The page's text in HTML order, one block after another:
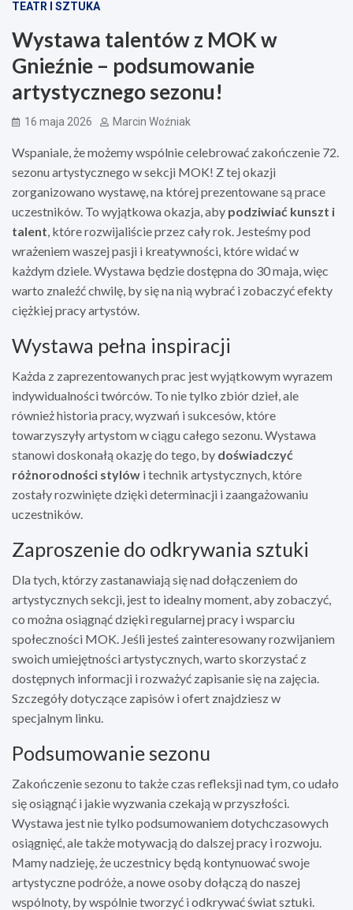
TEATR I SZTUKA
Wystawa talentów z MOK w
Gnieźnie – podsumowanie
artystycznego sezonu!
16 maja 2026 Marcin Woźniak
Wspaniale, że możemy wspólnie celebrować zakończenie 72.
sezonu artystycznego w sekcji MOK! Z tej okazji
zorganizowano wystawę, na której prezentowane są prace
uczestników. To wyjątkowa okazja, aby podziwiać kunszt i
talent, które rozwijaliście przez cały rok. Jesteśmy pod
wrażeniem waszej pasji i kreatywności, które widać w
każdym dziele. Wystawa będzie dostępna do 30 maja, więc
warto znaleźć chwilę, by się na nią wybrać i zobaczyć efekty
ciężkiej pracy artystów.
Wystawa pełna inspiracji
Każda z zaprezentowanych prac jest wyjątkowym wyrazem
indywidualności twórców. To nie tylko zbiór dzieł, ale
również historia pracy, wyzwań i sukcesów, które
towarzyszyły artystom w ciągu całego sezonu. Wystawa
stanowi doskonałą okazję do tego, by doświadczyć
różnorodności stylów i technik artystycznych, które
zostały rozwinięte dzięki determinacji i zaangażowaniu
uczestników.
Zaproszenie do odkrywania sztuki
Dla tych, którzy zastanawiają się nad dołączeniem do
artystycznych sekcji, jest to idealny moment, aby zobaczyć,
co można osiągnąć dzięki regularnej pracy i wsparciu
społeczności MOK. Jeśli jesteś zainteresowany rozwijaniem
swoich umiejętności artystycznych, warto skorzystać z
dostępnych informacji i rozważyć zapisanie się na zajęcia.
Szczegóły dotyczące zapisów i ofert znajdziesz w
specjalnym linku.
Podsumowanie sezonu
Zakończenie sezonu to także czas refleksji nad tym, co udało
się osiągnąć i jakie wyzwania czekają w przyszłości.
Wystawa jest nie tylko podsumowaniem dotychczasowych
osiągnięć, ale także motywacją do dalszej pracy i rozwoju.
Mamy nadzieję, że uczestnicy będą kontynuować swoje
artystyczne podróże, a nowe osoby dołączą do naszej
wspólnoty, by wspólnie tworzyć i odkrywać świat sztuki.